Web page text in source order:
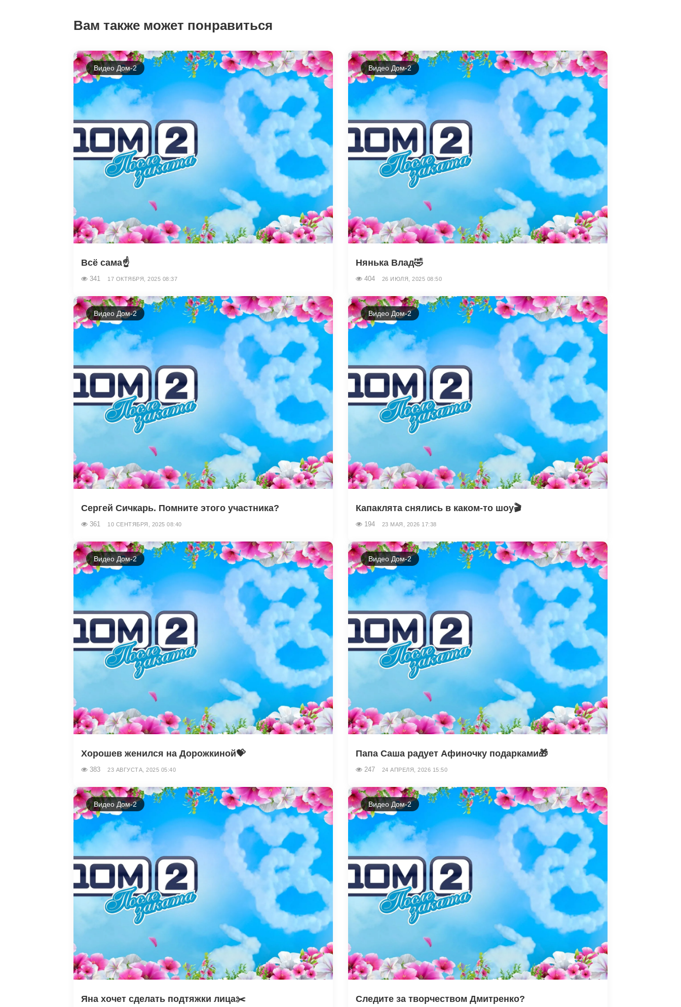
Вам также может понравиться
Видео Дом-2
Всё сама☝️
341 17 ОКТЯБРЯ, 2025 08:37
Видео Дом-2
Нянька Влад🤣
404 26 ИЮЛЯ, 2025 08:50
Видео Дом-2
Сергей Сичкарь. Помните этого участника?
361 10 СЕНТЯБРЯ, 2025 08:40
Видео Дом-2
Капаклята снялись в каком-то шоу🎬
194 23 МАЯ, 2026 17:38
Видео Дом-2
Хорошев женился на Дорожкиной💝
383 23 АВГУСТА, 2025 05:40
Видео Дом-2
Папа Саша радует Афиночку подарками🎁
247 24 АПРЕЛЯ, 2026 15:50
Видео Дом-2
Яна хочет сделать подтяжки лица✂️
Видео Дом-2
Следите за творчеством Дмитренко?